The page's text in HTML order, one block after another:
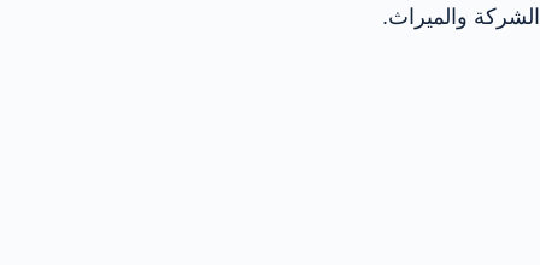
الشركة والميراث.